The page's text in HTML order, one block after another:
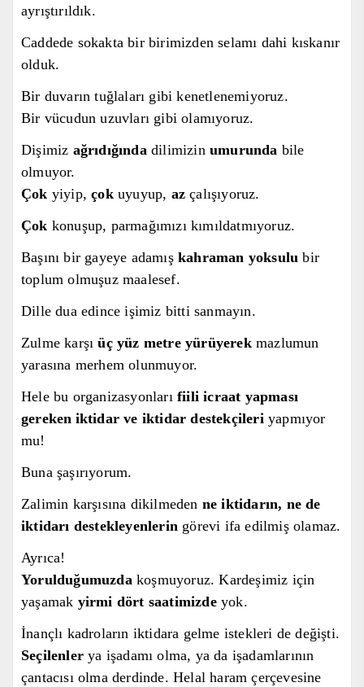
ayrıştırıldık.
Caddede sokakta bir birimizden selamı dahi kıskanır
olduk.
Bir duvarın tuğlaları gibi kenetlenemiyoruz.
Bir vücudun uzuvları gibi olamıyoruz.
Dişimiz ağrıdığındadilimizinumurunda bile
olmuyor.
Çok yiyip,çokuyuyup, az çalışıyoruz.
Çok konuşup, parmağımızı kımıldatmıyoruz.
Başını bir gayeye adamış kahraman yoksulu bir
toplum olmuşuz maalesef.
Dille dua edince işimiz bitti sanmayın.
Zulme karşıüç yüz metre yürüyerekmazlumun
yarasına merhem olunmuyor.
Hele bu organizasyonları fiili icraat yapması
gereken iktidar ve iktidar destekçileri yapmıyor
mu!
Buna şaşırıyorum.
Zalimin karşısına dikilmeden ne iktidarın, ne de
iktidarı destekleyenlerin görevi ifa edilmiş olamaz.
Ayrıca!
Yorulduğumuzdakoşmuyoruz. Kardeşimiz için
yaşamak yirmi dört saatimizdeyok.
İnançlı kadroların iktidara gelme istekleri de değişti.
Seçilenlerya işadamı olma, ya da işadamlarının
çantacısı olma derdinde. Helal haram çerçevesine